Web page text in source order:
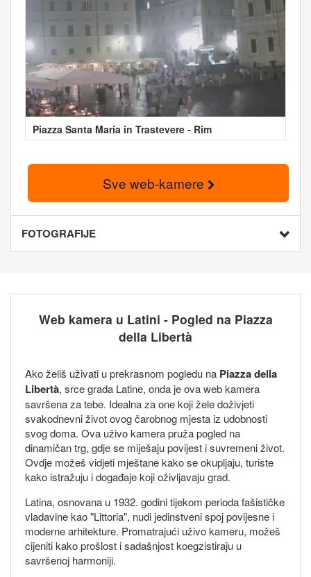
Piazza Santa Maria in Trastevere - Rim
Sve web-kamere
FOTOGRAFIJE
Web kamera u Latini - Pogled na Piazza
della Libertà
Ako želiš uživati u prekrasnom pogledu na Piazza della
Libertà, srce grada Latine, onda je ova web kamera
savršena za tebe. Idealna za one koji žele doživjeti
svakodnevni život ovog čarobnog mjesta iz udobnosti
svog doma. Ova uživo kamera pruža pogled na
dinamičan trg, gdje se miješaju povijest i suvremeni život.
Ovdje možeš vidjeti mještane kako se okupljaju, turiste
kako istražuju i događaje koji oživljavaju grad.
Latina, osnovana u 1932. godini tijekom perioda fašističke
vladavine kao "Littoria", nudi jedinstveni spoj povijesne i
moderne arhitekture. Promatrajući uživo kameru, možeš
cijeniti kako prošlost i sadašnjost koegzistiraju u
savršenoj harmoniji.